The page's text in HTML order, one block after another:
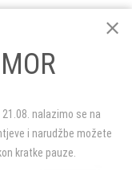
nalazimo se na
i narudžbe možete
kratke pauze.